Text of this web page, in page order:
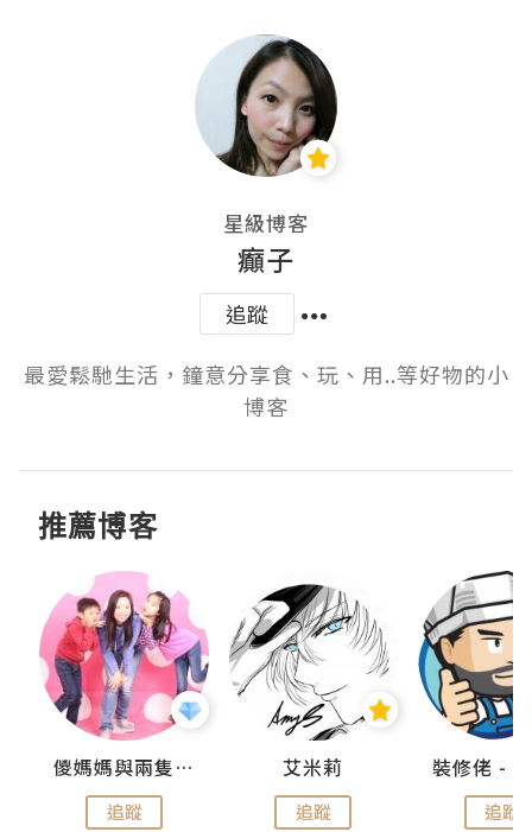
星級博客
癲子
追蹤
最愛鬆馳生活，鐘意分享食、玩、用..等好物的小
博客
推薦博客
儍媽媽與兩隻小魔怪之家
追蹤
艾米莉
追蹤 追蹤